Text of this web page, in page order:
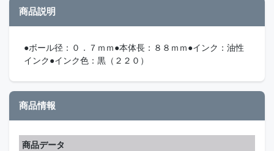
商品説明
●ボール径：０．７ｍｍ●本体長：８８ｍｍ●インク：油性
インク●インク色：黒（２２０）
商品情報
商品データ